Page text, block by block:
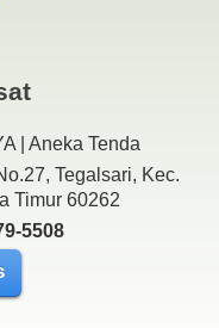
| Aneka Tenda
Tegalsari, Kec.
Timur 60262
5508